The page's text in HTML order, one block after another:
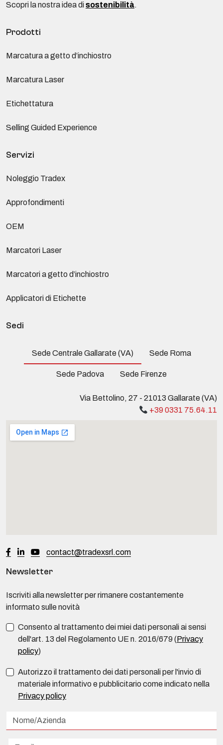
Scopri la nostra idea disostenibilità.
Prodotti
Marcatura a getto d’inchiostro
Marcatura Laser
Etichettatura
Selling Guided Experience
Servizi
Noleggio Tradex
Approfondimenti
OEM
Marcatori Laser
Marcatori a getto d’inchiostro
Applicatori di Etichette
Sedi
Sede Centrale Gallarate (VA) Sede Roma
Sede Padova Sede Firenze
Via Bettolino, 27 - 21013 Gallarate (VA)
+39 0331 75.64.11
contact@tradexsrl.com
Newsletter
Iscriviti alla newsletter per rimanere costantemente
informato sulle novità
Consento al trattamento dei miei dati personali ai sensi
dell'art. 13 del Regolamento UE n. 2016/679 (Privacy
policy)
Autorizzo il trattamento dei dati personali per l'invio di
materiale informativo e pubblicitario come indicato nella
Privacy policy